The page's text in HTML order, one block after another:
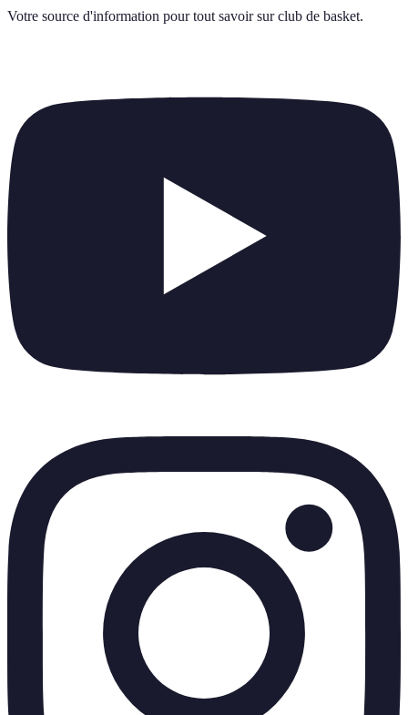
Votre source d'information pour tout savoir sur club de basket.